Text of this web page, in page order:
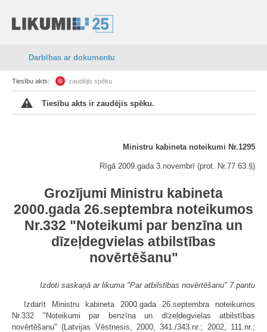
Darbības ar dokumentu
Tiesību akts: zaudējis spēku
Tiesību akts ir zaudējis spēku.
Ministru kabineta noteikumi Nr.1295
Rīgā 2009.gada 3.novembrī (prot. Nr.77 63.§)
Grozījumi Ministru kabineta
2000.gada 26.septembra noteikumos
Nr.332 "Noteikumi par benzīna un
dīzeļdegvielas atbilstības
novērtēšanu"
Izdoti saskaņā ar likuma "Par atbilstības novērtēšanu" 7.pantu
Izdarīt Ministru kabineta 2000.gada 26.septembra noteikumos
Nr.332 "Noteikumi par benzīna un dīzeļdegvielas atbilstības
novērtēšanu" (Latvijas Vēstnesis, 2000, 341./343.nr.; 2002, 111.nr.;